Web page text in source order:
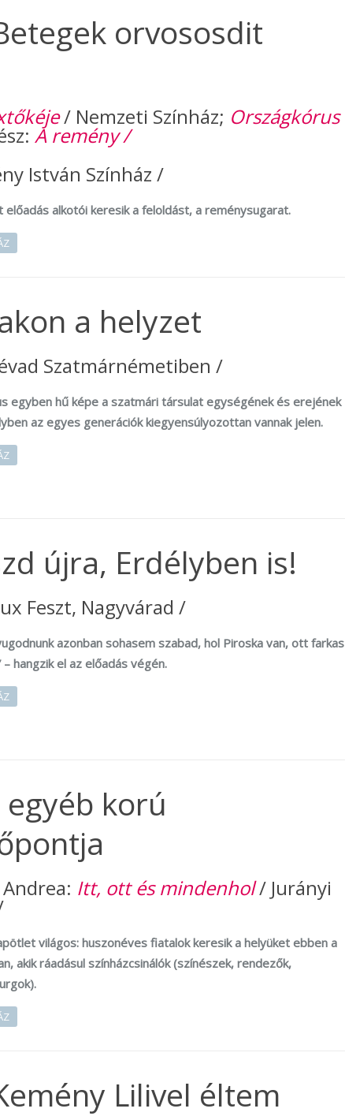
orvososdit
/ Nemzeti Színház; Országkórus
A remény /
István Színház /
előadás alkotói keresik a feloldást, a reménysugarat.
a helyzet
Szatmárnémetiben /
egyben hű képe a szatmári társulat egységének és erejének
az egyes generációk kiegyensúlyozottan vannak jelen.
újra, Erdélyben is!
Feszt, Nagyvárad /
azonban sohasem szabad, hol Piroska van, ott farkas
– hangzik el az előadás végén.
korú
Andrea: Itt, ott és mindenhol/ Jurányi
világos: huszonéves fiatalok keresik a helyüket ebben a
akik ráadásul színházcsinálók (színészek, rendezők,
Lilivel éltem